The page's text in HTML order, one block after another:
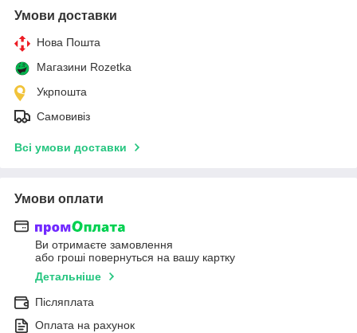
Умови доставки
Нова Пошта
Магазини Rozetka
Укрпошта
Самовивіз
Всі умови доставки
Умови оплати
Ви отримаєте замовлення
або гроші повернуться на вашу картку
Детальніше
Післяплата
Оплата на рахунок